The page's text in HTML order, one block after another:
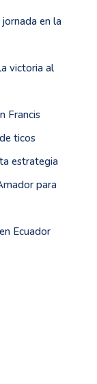
en la
victoria al
Francis
ticos
estrategia
para
Ecuador